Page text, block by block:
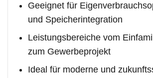
Geeignet für
und Speicherintegration
Leistungsbereiche vom
zum Gewerbeprojekt
Ideal für moderne und